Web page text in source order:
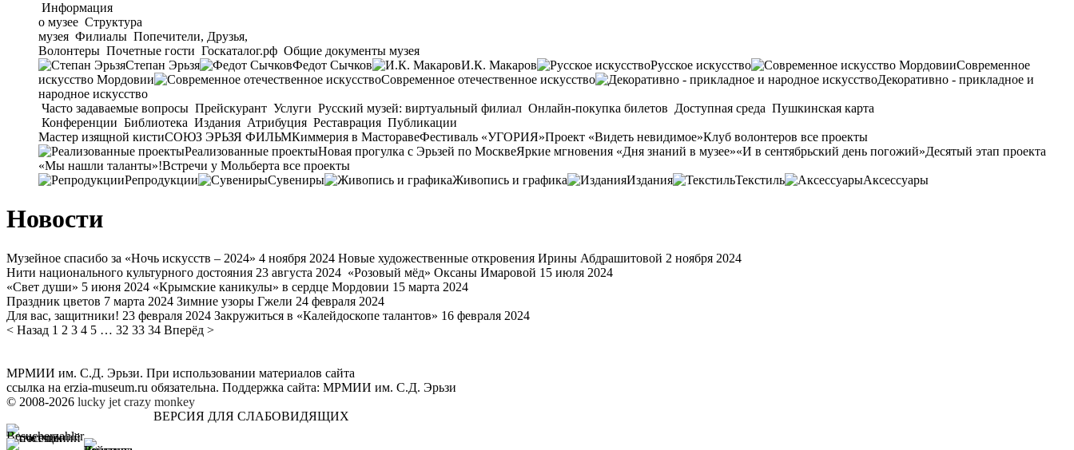
Информация
о музее Структура
музея Филиалы Попечители, Друзья,
Волонтеры Почетные гости Госкаталог.рф Общие документы музея
Степан Эрьзя
Федот Сычков И.К. Макаров Русское искусство
Современное
искусство Мордовии
Современное отечественное искусство
Декоративно - прикладное и
народное искусство
Часто задаваемые вопросы Прейскурант Услуги Русский музей: виртуальный филиал Онлайн-покупка билетов Доступная среда Пушкинская карта
Конференции Библиотека Издания Атрибуция Реставрация Публикации
Мастер изящной кистиСОЮЗ ЭРЬЗЯ ФИЛЬМКиммерия в МасторавеФестиваль «УГОРИЯ»Проект «Видеть невидимое»Клуб волонтеров все проекты
Реализованные проектыНовая прогулка с Эрьзей по МосквеЯркие мгновения «Дня знаний в музее»«И в сентябрьский день погожий»Десятый этап проекта
«Мы нашли таланты»!Встречи у Мольберта все проекты
Репродукции
Сувениры Живопись и графика Издания Текстиль Аксессуары
Новости
Музейное спасибо за «Ночь искусств – 2024» 4 ноября 2024 Новые художественные откровения Ирины Абдрашитовой 2 ноября 2024
Нити национального культурного достояния 23 августа 2024 «Розовый мёд» Оксаны Имаровой 15 июля 2024
«Свет души» 5 июня 2024 «Крымские каникулы» в сердце Мордовии 15 марта 2024
Праздник цветов 7 марта 2024 Зимние узоры Гжели 24 февраля 2024
Для вас, защитники! 23 февраля 2024 Закружиться в «Калейдоскопе талантов» 16 февраля 2024
< Назад 1 2 3 4 5 … 32 33 34 Вперёд >
МРМИИ им. С.Д. Эрьзи. При использовании материалов сайта
ссылка на erzia-museum.ru обязательна. Поддержка сайта: МРМИИ им. С.Д. Эрьзи
© 2008-2026 lucky jet crazy monkey
ВЕРСИЯ ДЛЯ СЛАБОВИДЯЩИХ